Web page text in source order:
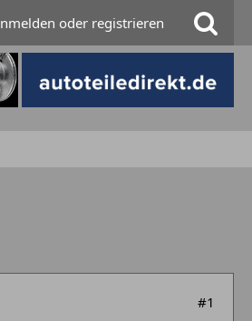
oder registrieren
#1